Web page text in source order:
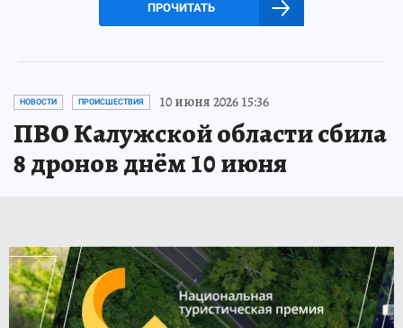
ПРОЧИТАТЬ
НОВОСТИ ПРОИСШЕСТВИЯ 10 июня 2026 15:36
ПВО Калужской области сбила
8 дронов днём 10 июня